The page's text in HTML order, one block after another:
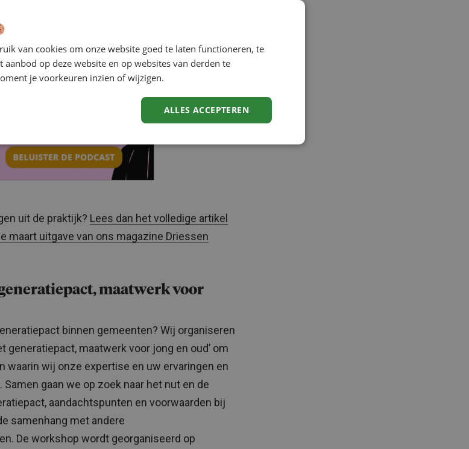
uit de praktijk? Lees dan het volledige artikel
maart uitgave van ons magazine Driessen
maatwerk voor
binnen gemeenten? Wij organiseren
generatiepact, maatwerk voor jong en oud’ om
waarin wij onze expertise en uw ervaringen en
gaan we op zoek naar het nut en de
aandachtspunten en voorwaarden bij
samenhang met andere
De workshop wordt georganiseerd op
van cookies om onze website goed te laten functioneren, te
op deze website en op websites van derden te
je voorkeuren inzien of wijzigen.
ALLES ACCEPTEREN